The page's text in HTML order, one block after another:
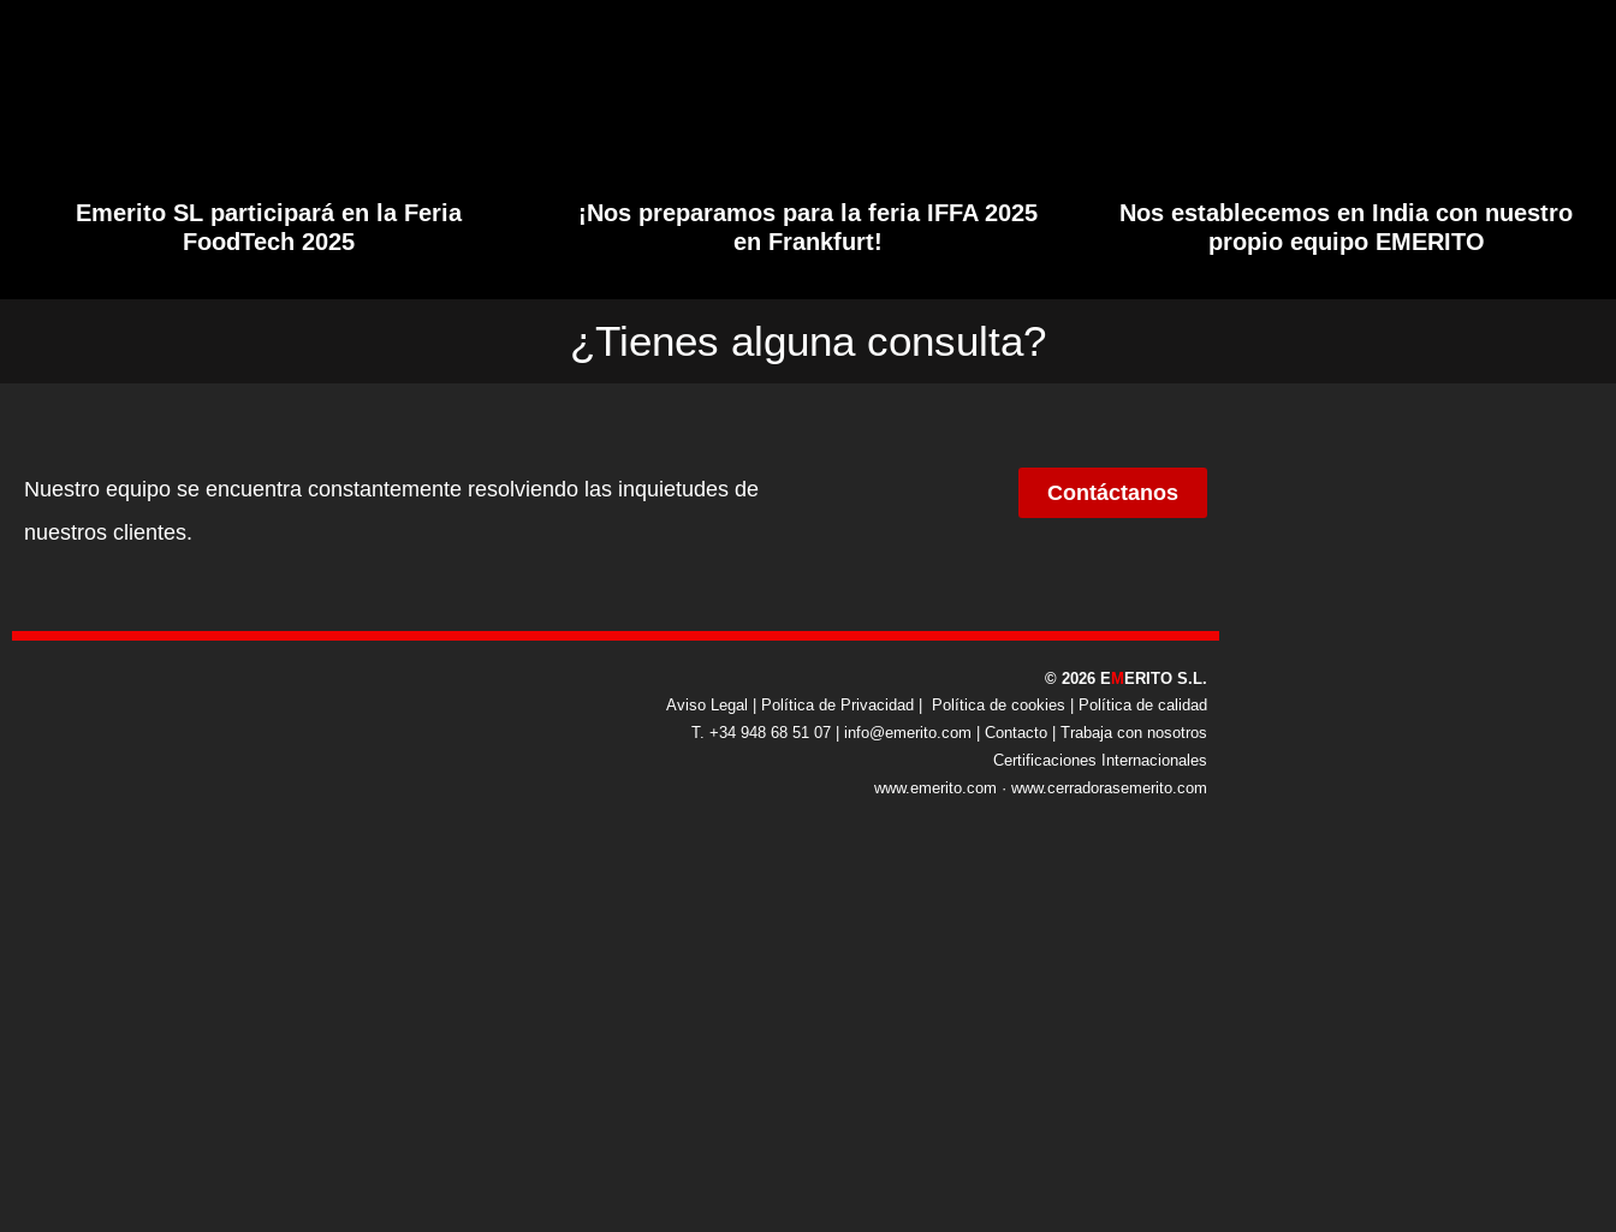
Emerito SL participará en la Feria
FoodTech 2025
¡Nos preparamos para la feria IFFA 2025
en Frankfurt!
Nos establecemos en India con nuestro
propio equipo EMERITO
¿Tienes alguna consulta?
Nuestro equipo se encuentra constantemente resolviendo las inquietudes de
nuestros clientes.
Contáctanos
©️ 2026 EMERITO S.L.
Aviso Legal
Política de Privacidad Política de cookies
Política de calidad
T. +34 948 68 51 07 | info@emerito.com | Contacto
Trabaja con nosotros
Certificaciones Internacionales
www.emerito.com · www.cerradorasemerito.com